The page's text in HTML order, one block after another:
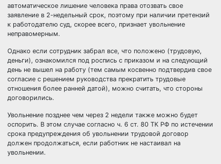
автоматическое лишение человека права отозвать свое
заявление в 2-недельный срок, поэтому при наличии претензий
к работодателю суд, скорее всего, признает увольнение
неправомерным.
Однако если сотрудник забрал все, что положено (трудовую,
деньги), ознакомился под роспись с приказом и на следующий
день не вышел на работу (тем самым косвенно подтвердив свое
согласие с решением руководства прекратить трудовые
отношения более ранней датой), можно считать, что стороны
договорились.
Увольнение позднее чем через 2 недели также можно будет
оспорить. В этом случае согласно ч. 6 ст. 80 ТК РФ по истечении
срока предупреждения об увольнении трудовой договор
должен продолжаться, если работник не настаивал на
увольнении.